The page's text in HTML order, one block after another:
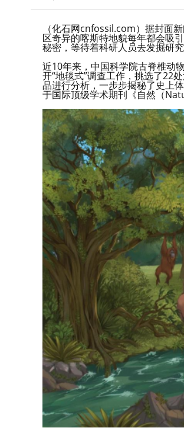
（化石网cnfossil.com）据封面
区奇异的喀斯特地貌每年都会吸
秘密，等待着科研人员去发掘研究
近10年来，中国科学院古脊椎动
开“地毯式”调查工作，挑选了22
品进行分析，一步步揭秘了史上
于国际顶级学术期刊《自然（